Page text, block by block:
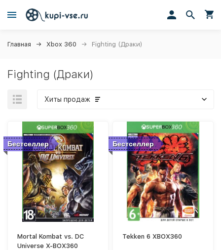
Главная Xbox 360 Fighting (Драки)
Fighting (Драки)
Хиты продаж
Бестселлер
Mortal Kombat vs. DC
Universe X-BOX360
Бестселлер
Tekken 6 XBOX360